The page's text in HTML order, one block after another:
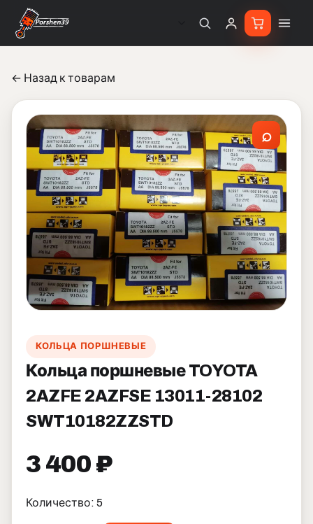
← Назад к товарам
⌕
КОЛЬЦА ПОРШНЕВЫЕ
Кольца поршневые TOYOTA
2AZFE 2AZFSE 13011-28102
SWT10182ZZSTD
3 400 ₽
Количество: 5